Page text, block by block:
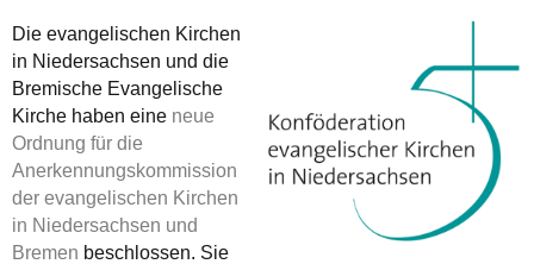
Die evangelischen Kirchen
in Niedersachsen und die
Bremische Evangelische
Kirche haben eine neue
Ordnung für die
Anerkennungskommission
der evangelischen Kirchen
in Niedersachsen und
Bremen beschlossen. Sie